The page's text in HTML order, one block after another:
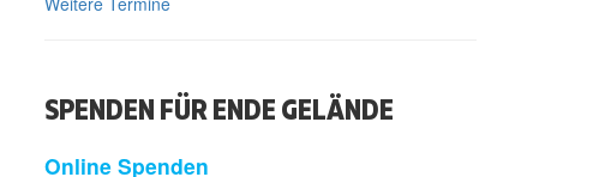
SPENDEN FÜR ENDE GELÄNDE
Online Spenden